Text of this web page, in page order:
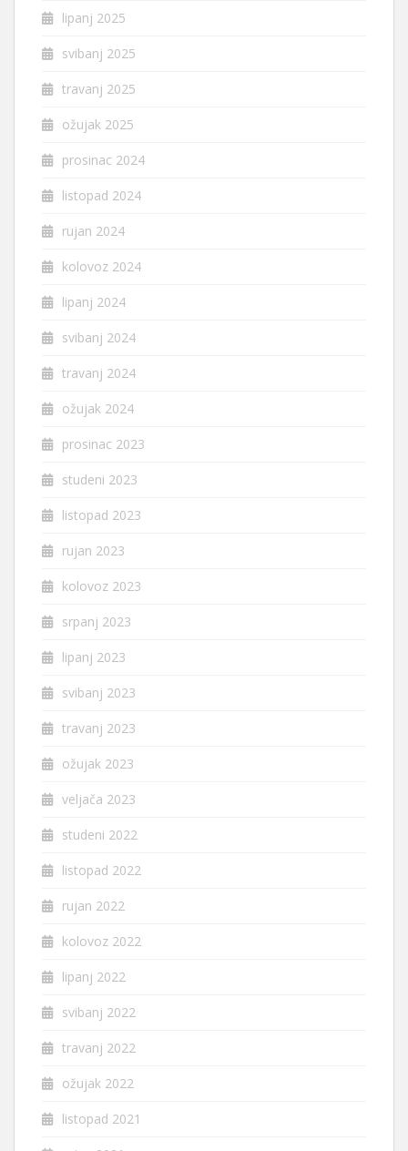
lipanj 2025
svibanj 2025
travanj 2025
ožujak 2025
prosinac 2024
listopad 2024
rujan 2024
kolovoz 2024
lipanj 2024
svibanj 2024
travanj 2024
ožujak 2024
prosinac 2023
studeni 2023
listopad 2023
rujan 2023
kolovoz 2023
srpanj 2023
lipanj 2023
svibanj 2023
travanj 2023
ožujak 2023
veljača 2023
studeni 2022
listopad 2022
rujan 2022
kolovoz 2022
lipanj 2022
svibanj 2022
travanj 2022
ožujak 2022
listopad 2021